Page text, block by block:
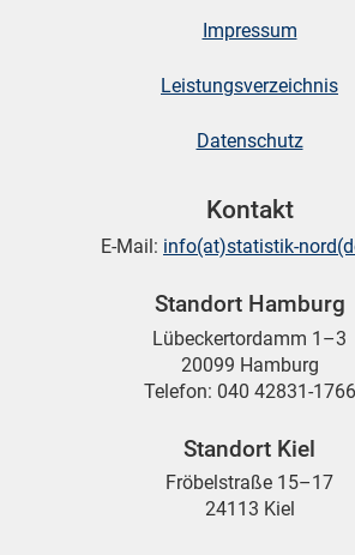
Impressum
Leistungsverzeichnis
Datenschutz
Kontakt
E-Mail: info(at)statistik-
Standort Hamburg
Lübeckertordamm 1–3
20099 Hamburg
Telefon: 040 42831-1766
Standort Kiel
Fröbelstraße 15–17
24113 Kiel